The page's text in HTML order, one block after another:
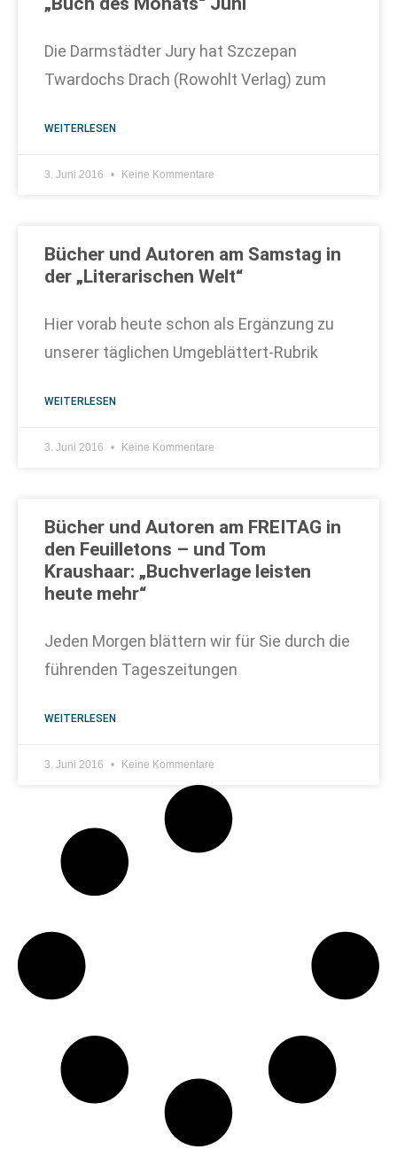
Die Darmstädter Jury hat Szczepan
Twardochs Drach (Rowohlt Verlag) zum
WEITERLESEN
3. Juni 2016 Keine Kommentare
Bücher und Autoren am Samstag in
der „Literarischen Welt“
Hier vorab heute schon als Ergänzung zu
unserer täglichen Umgeblättert-Rubrik
WEITERLESEN
3. Juni 2016 Keine Kommentare
Bücher und Autoren am FREITAG in
den Feuilletons – und Tom
Kraushaar: „Buchverlage leisten
heute mehr“
Jeden Morgen blättern wir für Sie durch die
führenden Tageszeitungen
WEITERLESEN
3. Juni 2016 Keine Kommentare